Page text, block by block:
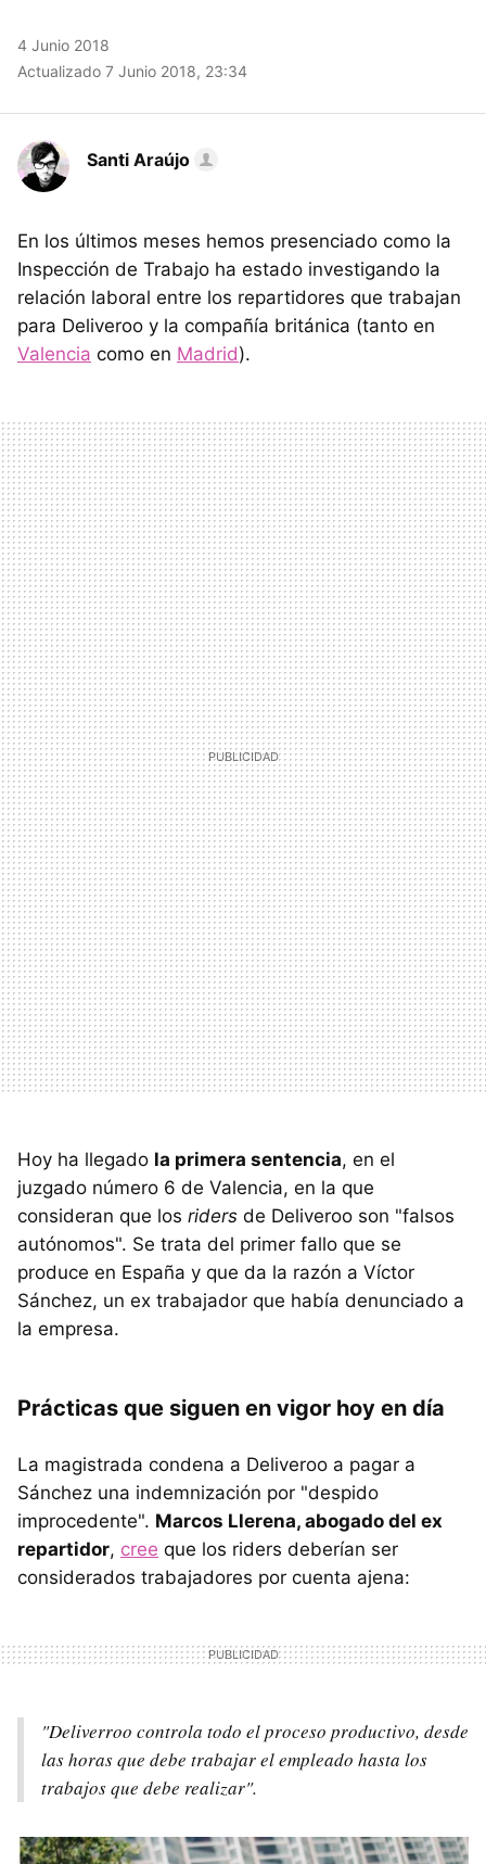
4 Junio 2018
Actualizado 7 Junio 2018, 23:34
Santi Araújo
En los últimos meses hemos presenciado como la
Inspección de Trabajo ha estado investigando la
relación laboral entre los repartidores que trabajan
para Deliveroo y la compañía británica (tanto en
Valencia como en Madrid).
Hoy ha llegado la primera sentencia, en el
juzgado número 6 de Valencia, en la que
consideran que los riders de Deliveroo son "falsos
autónomos". Se trata del primer fallo que se
produce en España y que da la razón a Víctor
Sánchez, un ex trabajador que había denunciado a
la empresa.
Prácticas que siguen en vigor hoy en día
La magistrada condena a Deliveroo a pagar a
Sánchez una indemnización por "despido
improcedente". Marcos Llerena, abogado del ex
repartidor, cree que los riders deberían ser
considerados trabajadores por cuenta ajena:
"Deliverroo controla todo el proceso productivo, desde
las horas que debe trabajar el empleado hasta los
trabajos que debe realizar".